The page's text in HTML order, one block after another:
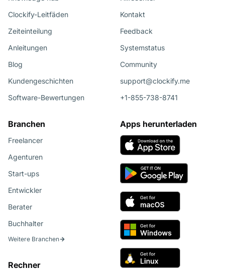
Clockify-Leitfäden
Zeiteinteilung
Anleitungen
Blog
Kundengeschichten
Software-Bewertungen
Branchen
Freelancer
Agenturen
Start-ups
Entwickler
Berater
Buchhalter
Weitere Branchen
Rechner
Kontakt
Feedback
Systemstatus
Community
support@clockify.me
+1-855-738-8741
Apps herunterladen